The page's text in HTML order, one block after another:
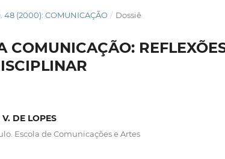
48 (2000): COMUNICAÇÃO / Dossiê
COMUNICAÇÃO:
DE LOPES
Escola de Comunicações e Artes